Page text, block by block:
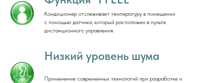
Кондиционер отслеживает температуру в помещении
с помощью датчика, который расположен в пульте
дистанционного управления.
Низкий уровень шума
Применение современных технологий при разработке и